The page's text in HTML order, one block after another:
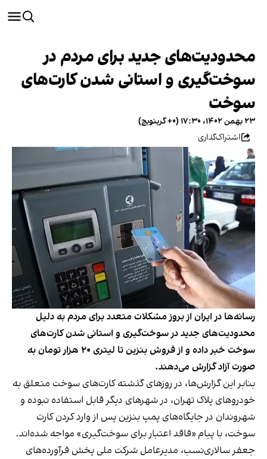
محدودیت‌های جدید برای مردم در
سوخت‌گیری و استانی شدن کارت‌های
سوخت
۲۳ بهمن ۱۴۰۲، ۱۷:۳۰ (‎+۰ گرینویچ)
اشتراک‌گذاری
رسانه‌ها در ایران از بروز مشکلات متعدد برای مردم به دلیل
محدودیت‌های جدید در سوخت‌گیری و استانی شدن کارت‌های
سوخت خبر داده و از فروش بنزین تا لیتری ۲۰ هزار تومان به
صورت آزاد گزارش می‌دهند.
بنابر این گزارش‌ها، در روزهای گذشته کارت‌های سوخت متعلق به
خودروهای پلاک تهران، در شهرهای دیگر قابل استفاده نبوده و
شهروندان در جایگاه‌های پمپ بنزین پس از وارد کردن کارت
سوخت، با پیام «فاقد اعتبار برای سوخت‌گیری» مواجه شده‌اند.
جعفر سالاری‌نسب، مدیرعامل شرکت ملی پخش فرآورده‌های